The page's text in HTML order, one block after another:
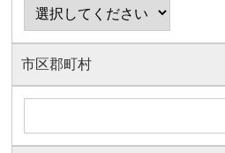
市区郡町村